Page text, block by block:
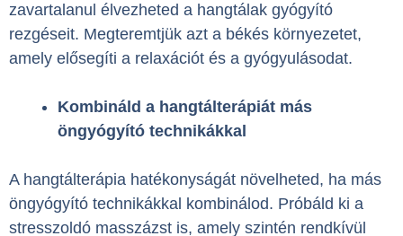
zavartalanul élvezheted a hangtálak gyógyító
rezgéseit. Megteremtjük azt a békés környezetet,
amely elősegíti a relaxációt és a gyógyulásodat.
Kombináld a hangtálterápiát más
öngyógyító technikákkal
A hangtálterápia hatékonyságát növelheted, ha más
öngyógyító technikákkal kombinálod. Próbáld ki a
stresszoldó masszázst is, amely szintén rendkívül